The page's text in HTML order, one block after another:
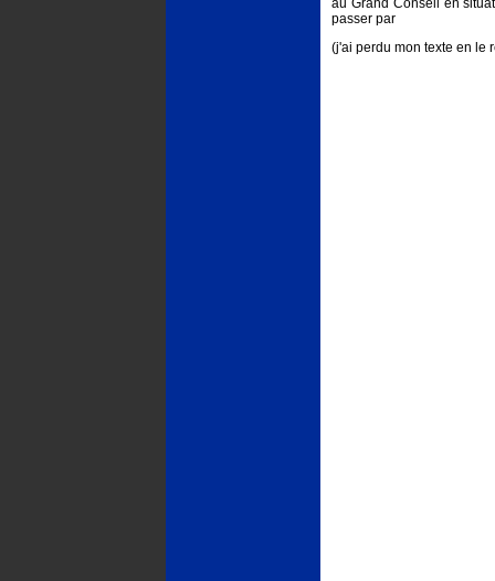
au Grand Conseil en
passer par
(j'ai perdu mon texte en le